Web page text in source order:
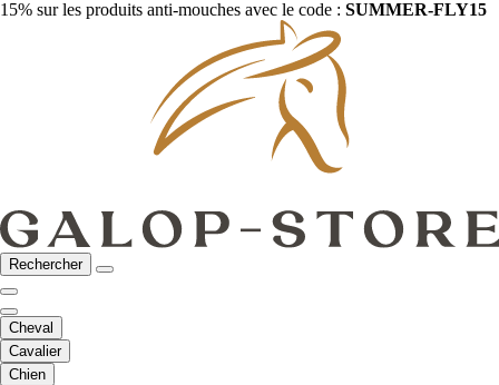
15% sur les produits anti-mouches avec le code : SUMMER-FLY15
Rechercher
Cheval
Cavalier
Chien